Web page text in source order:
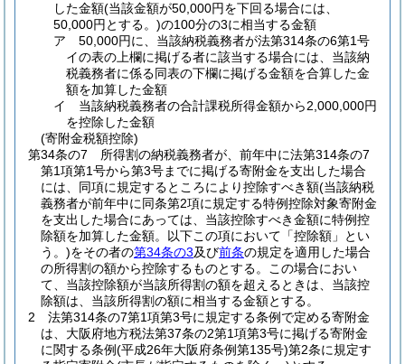
した金額(当該金額が50,000円を下回る場合には、
50,000円とする。)の100分の3に相当する金額
ア
50,000円に、当該納税義務者が法第314条の6第1号
イの表の上欄に掲げる者に該当する場合には、当該納
税義務者に係る同表の下欄に掲げる金額を合算した金
額を加算した金額
イ
当該納税義務者の合計課税所得金額から2,000,000円
を控除した金額
(寄附金税額控除)
第34条の7
所得割の納税義務者が、前年中に法第314条の7
第1項第1号から第3号までに掲げる寄附金を支出した場合
には、同項に規定するところにより控除すべき額(当該納税
義務者が前年中に同条第2項に規定する特例控除対象寄附金
を支出した場合にあっては、当該控除すべき金額に特例控
除額を加算した金額。以下この項において「控除額」とい
う。)をその者の第34条の3及び前条の規定を適用した場合
の所得割の額から控除するものとする。
この場合におい
て、当該控除額が当該所得割の額を超えるときは、当該控
除額は、当該所得割の額に相当する金額とする。
2
法第314条の7第1項第3号に規定する条例で定める寄附金
は、大阪府地方税法第37条の2第1項第3号に掲げる寄附金
に関する条例(平成26年大阪府条例第135号)第2条に規定す